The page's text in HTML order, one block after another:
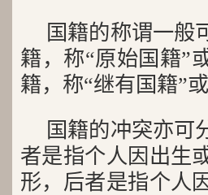
国籍的称谓一般
籍，称“原始国籍”
籍，称“继有国籍”
国籍的冲突亦可
者是指个人因出生
形，后者是指个人